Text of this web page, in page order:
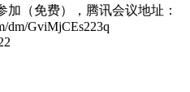
加（免费），腾讯会议地址：
dm/GviMjCEs223q